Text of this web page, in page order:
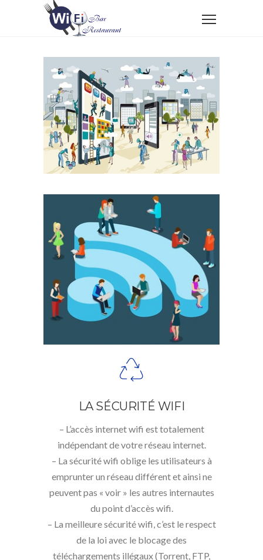
LA SÉCURITÉ WIFI
– L’accès internet wifi est totalement
indépendant de votre réseau internet.
– La sécurité wifi oblige les utilisateurs à
emprunter un réseau différent et ainsi ne
peuvent pas « voir » les autres internautes
du point d’accès wifi.
– La meilleure sécurité wifi, c’est le respect
de la loi avec le blocage des
téléchargements illégaux (Torrent, FTP,